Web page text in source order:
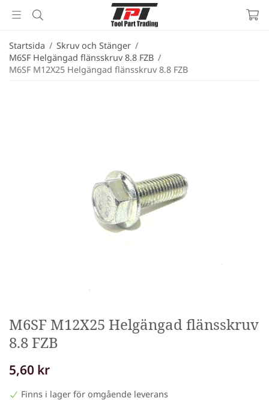
Startsida / Skruv och Stänger /
M6SF Helgängad flänsskruv 8.8 FZB /
M6SF M12X25 Helgängad flänsskruv 8.8 FZB
M6SF M12X25 Helgängad flänsskruv
8.8 FZB
5,60 kr
Finns i lager för omgående leverans